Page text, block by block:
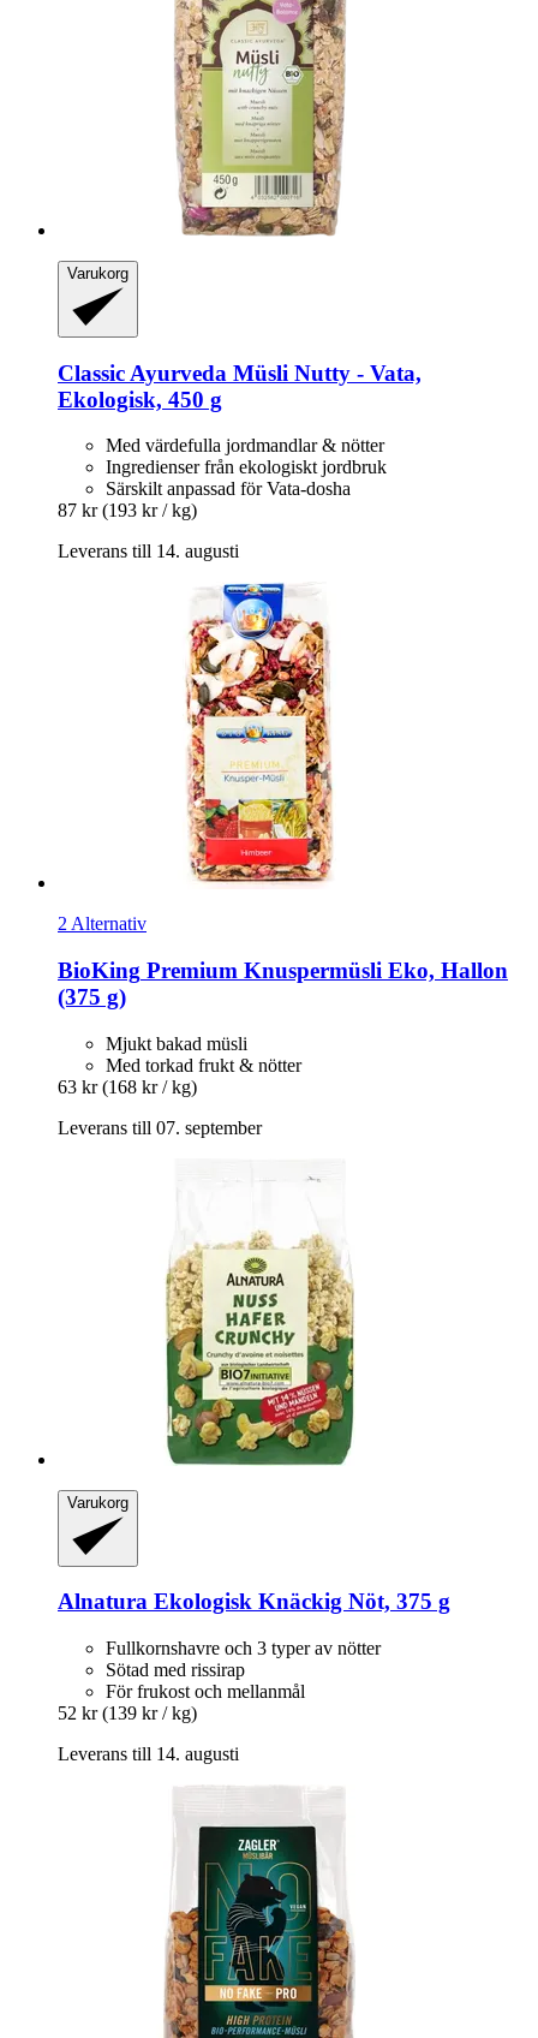
Varukorg
Classic Ayurveda Müsli Nutty -​ Vata,
Ekologisk, 450 g
Med värdefulla jordmandlar & nötter
Ingredienser från ekologiskt jordbruk
Särskilt anpassad för Vata-dosha
87 kr (193 kr / kg)
Leverans till 14. augusti
2 Alternativ
BioKing Premium Knuspermüsli Eko, Hallon
(375 g)
Mjukt bakad müsli
Med torkad frukt & nötter
63 kr (168 kr / kg)
Leverans till 07. september
Varukorg
Alnatura Ekologisk Knäckig Nöt, 375 g
Fullkornshavre och 3 typer av nötter
Sötad med rissirap
För frukost och mellanmål
52 kr (139 kr / kg)
Leverans till 14. augusti